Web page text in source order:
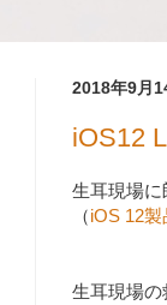
2018年9月
iOS12
生耳現場に
（iOS 12
生耳現場の